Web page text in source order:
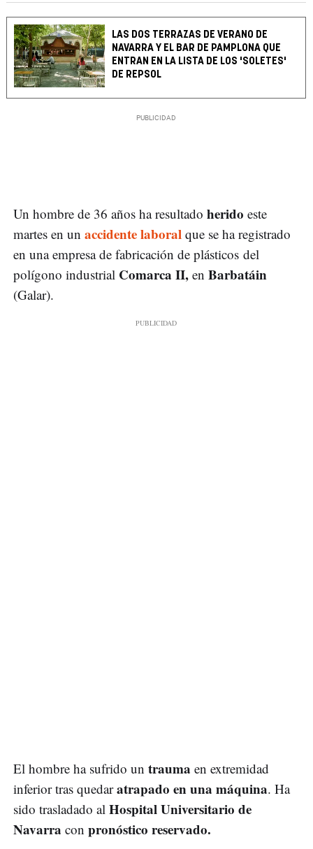
LAS DOS TERRAZAS DE VERANO DE
NAVARRA Y EL BAR DE PAMPLONA QUE
ENTRAN EN LA LISTA DE LOS 'SOLETES'
DE REPSOL
Un hombre de 36 años ha resultado herido este
martes en un accidente laboral que se ha registrado
en una empresa de fabricación de plásticos del
polígono industrial Comarca II, en Barbatáin
(Galar).
El hombre ha sufrido un trauma en extremidad
inferior tras quedaratrapado en una máquina. Ha
sido trasladado al Hospital Universitario de
Navarra con pronóstico reservado.